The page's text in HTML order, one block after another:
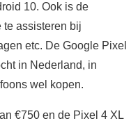
10. Ook is de
te assisteren bij
etc. De Google Pixel
in Nederland, in
wel kopen.
€750 en de Pixel 4 XL